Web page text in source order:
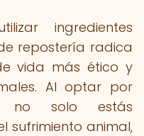
ingredientes
repostería radica
vida más ético y
Al optar por
no solo estás
sufrimiento animal,